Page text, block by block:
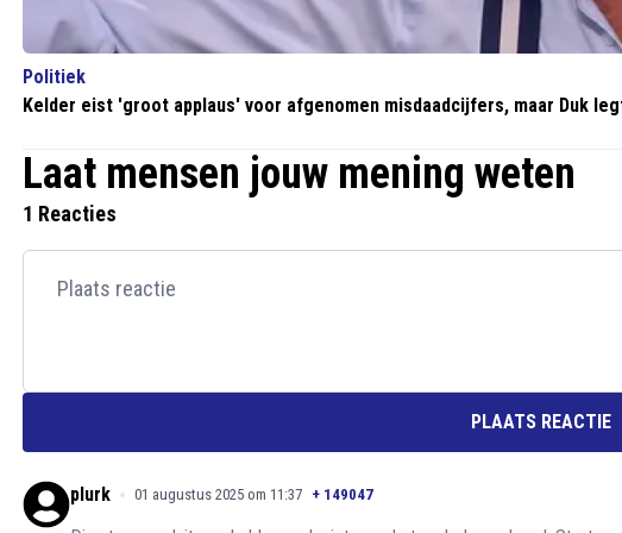
Politiek
Kelder eist 'groot applaus' voor afgenomen misdaadcijfers, maar Duk
Laat mensen jouw mening weten
1 Reacties
PLAATS REACTIE
plurk 01 augustus 2025 om 11:37 + 149047